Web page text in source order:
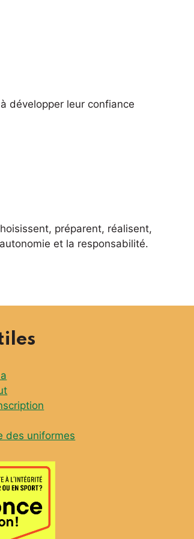
développer leur confiance
préparent, réalisent,
et la responsabilité.
des uniformes